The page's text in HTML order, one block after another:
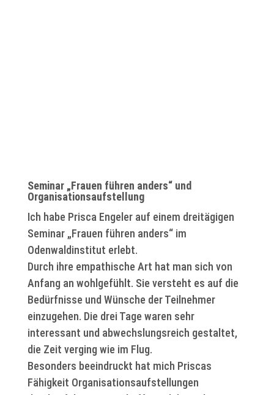
Seminar „Frauen führen anders“ und
Organisationsaufstellung
Ich habe Prisca Engeler auf einem dreitägigen
Seminar „Frauen führen anders“ im
Odenwaldinstitut erlebt.
Durch ihre empathische Art hat man sich von
Anfang an wohlgefühlt. Sie versteht es auf die
Bedürfnisse und Wünsche der Teilnehmer
einzugehen. Die drei Tage waren sehr
interessant und abwechslungsreich gestaltet,
die Zeit verging wie im Flug.
Besonders beeindruckt hat mich Priscas
Fähigkeit Organisationsaufstellungen